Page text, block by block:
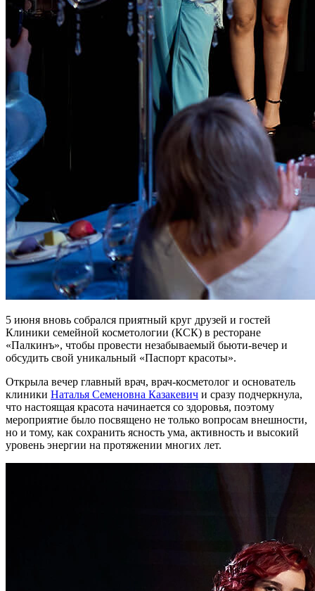
5 июня вновь собрался приятный круг друзей и гостей
Клиники семейной косметологии (КСК) в ресторане
«Палкинъ», чтобы провести незабываемый бьюти-вечер и
обсудить свой уникальный «Паспорт красоты».
Открыла вечер главный врач, врач-косметолог и основатель
клиники Наталья Семеновна Казакевич и сразу подчеркнула,
что настоящая красота начинается со здоровья, поэтому
мероприятие было посвящено не только вопросам внешности,
но и тому, как сохранить ясность ума, активность и высокий
уровень энергии на протяжении многих лет.